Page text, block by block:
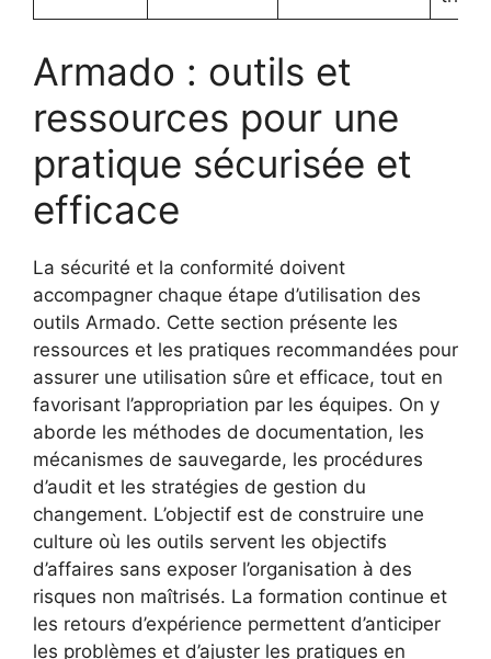
Armado : outils et
ressources pour une
pratique sécurisée et
efficace
La sécurité et la conformité doivent
accompagner chaque étape d’utilisation des
outils Armado. Cette section présente les
ressources et les pratiques recommandées pour
assurer une utilisation sûre et efficace, tout en
favorisant l’appropriation par les équipes. On y
aborde les méthodes de documentation, les
mécanismes de sauvegarde, les procédures
d’audit et les stratégies de gestion du
changement. L’objectif est de construire une
culture où les outils servent les objectifs
d’affaires sans exposer l’organisation à des
risques non maîtrisés. La formation continue et
les retours d’expérience permettent d’anticiper
les problèmes et d’ajuster les pratiques en